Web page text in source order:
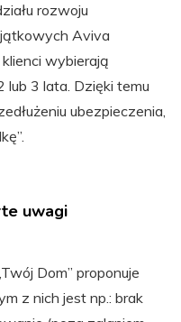
rozwoju
Aviva
wybierają
3 lata. Dzięki temu
ubezpieczenia,
uwagi
Dom” proponuje
z nich jest np.: brak